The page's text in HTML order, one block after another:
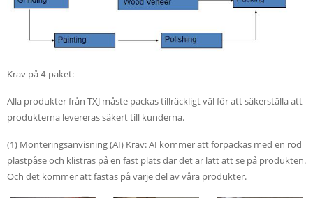
Krav på 4-paket:
Alla produkter från TXJ måste packas tillräckligt väl för att säkerställa att
produkterna levereras säkert till kunderna.
(1) Monteringsanvisning (AI) Krav: AI kommer att förpackas med en röd
plastpåse och klistras på en fast plats där det är lätt att se på produkten.
Och det kommer att fästas på varje del av våra produkter.